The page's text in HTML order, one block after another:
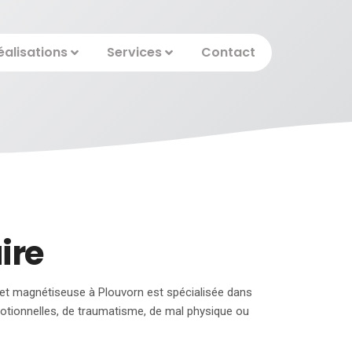
Services Contact
magnétiseuse à Plouvorn est spécialisée dans
de traumatisme, de mal physique ou